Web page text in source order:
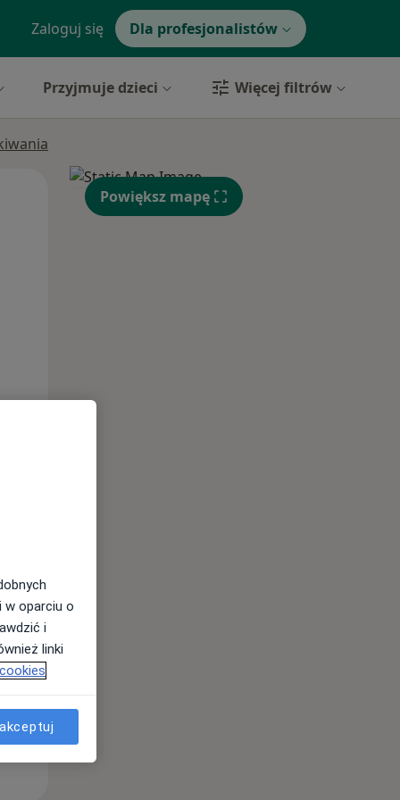
Zaloguj się Dla profesjonalistów
Przyjmuje dzieci Więcej filtrów
Śr, Czw,
Powiększ mapę
w oparciu o
i
linki